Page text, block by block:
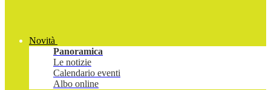
Novità
Panoramica
Le notizie
Calendario eventi
Albo online